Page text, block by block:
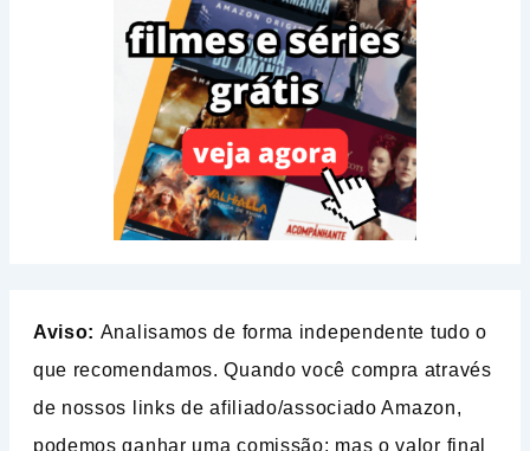
Aviso: Analisamos de forma independente tudo o
que recomendamos. Quando você compra através
de nossos links de afiliado/associado Amazon,
podemos ganhar uma comissão; mas o valor final